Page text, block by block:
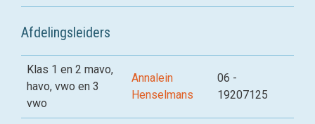
Afdelingsleiders
Klas 1 en 2 mavo,
havo, vwo en 3
vwo
Annalein
Henselmans
06 -
19207125